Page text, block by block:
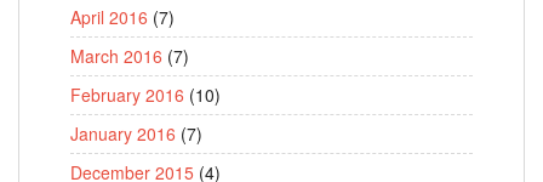
April 2016 (7)
March 2016 (7)
February 2016 (10)
January 2016 (7)
December 2015 (4)